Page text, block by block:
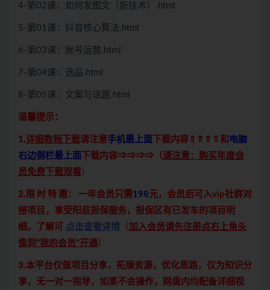
4-第02课：如何发图文（新技术）.html
5-第01课：抖音核心算法.html
6-第03课：账号运营.html
7-第04课：选品.html
8-第05课：文案与话题.html
温馨提示：
1.详细教程下载请注意手机最上面 下载内容⇑⇑⇑⇑和 电脑
右边侧栏最上面 下载内容⇒⇒⇒⇒（请注意：购买年度会
员免费下载观看）
2.限 时 特 惠： 一年会员只需198元，会员后可入vip社群对
接项目，享受阳叔担保服务，担保区有已发车的项目明
细。了解可
点击查看详情 （ 加入会员请先注册点右上角头
像到“我的会员”开通 ）
3.本平台仅做项目分享，拓展资源，优化思路，仅为知识分
享，无一对一指导，如果不会操作，网盘内均配备详细视